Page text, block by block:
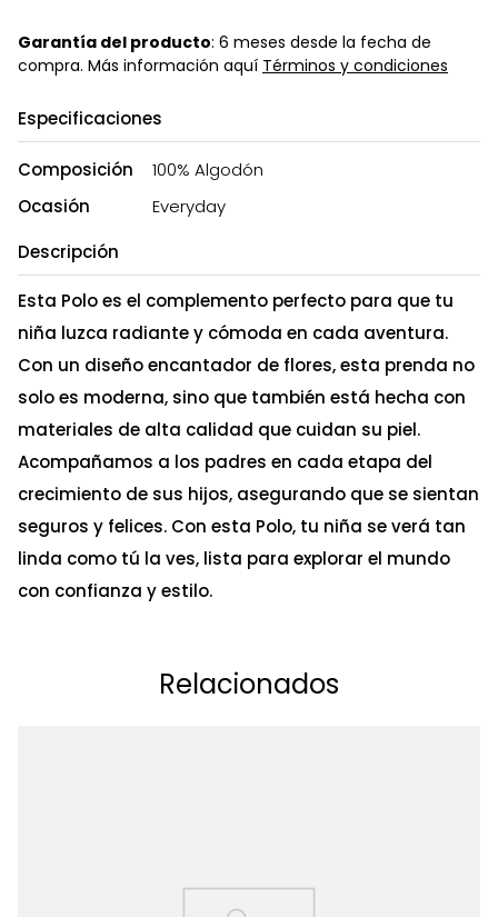
Garantía del producto: 6 meses desde la fecha de
compra. Más información aquí Términos y condiciones
Especificaciones
Composición
100% Algodón
Ocasión
Everyday
Descripción
Esta Polo es el complemento perfecto para que tu
niña luzca radiante y cómoda en cada aventura.
Con un diseño encantador de flores, esta prenda no
solo es moderna, sino que también está hecha con
materiales de alta calidad que cuidan su piel.
Acompañamos a los padres en cada etapa del
crecimiento de sus hijos, asegurando que se sientan
seguros y felices. Con esta Polo, tu niña se verá tan
linda como tú la ves, lista para explorar el mundo
con confianza y estilo.
Relacionados